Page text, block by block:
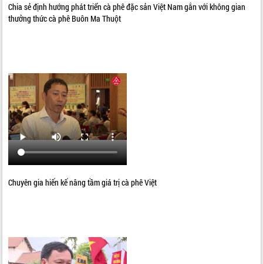
Chia sẻ định hướng phát triển cà phê đặc sản Việt Nam gắn với không gian
thưởng thức cà phê Buôn Ma Thuột
Chuyên gia hiến kế nâng tầm giá trị cà phê Việt